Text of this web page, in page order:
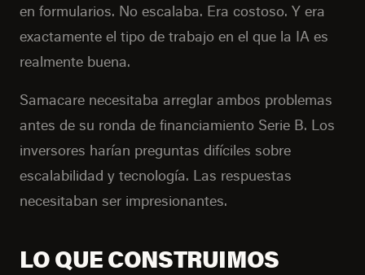
en formularios. No escalaba. Era costoso. Y era
exactamente el tipo de trabajo en el que la IA es
realmente buena.
Samacare necesitaba arreglar ambos problemas
antes de su ronda de financiamiento Serie B. Los
inversores harían preguntas difíciles sobre
escalabilidad y tecnología. Las respuestas
necesitaban ser impresionantes.
LO QUE CONSTRUIMOS